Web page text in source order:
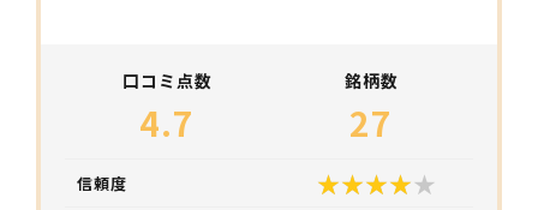
口コミ点数
4.7
銘柄数
27
信頼度